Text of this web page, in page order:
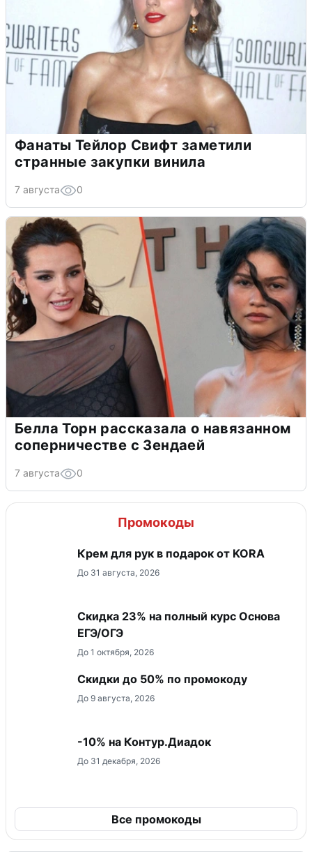
Фанаты Тейлор Свифт заметили
странные закупки винила
7 августа 0
Белла Торн рассказала о навязанном
соперничестве с Зендаей
7 августа 0
Промокоды
Крем для рук в подарок от KORA
До 31 августа, 2026
Скидка 23% на полный курс Основа
ЕГЭ/ОГЭ
До 1 октября, 2026
Скидки до 50% по промокоду
До 9 августа, 2026
-10% на Контур.Диадок
До 31 декабря, 2026
Все промокоды